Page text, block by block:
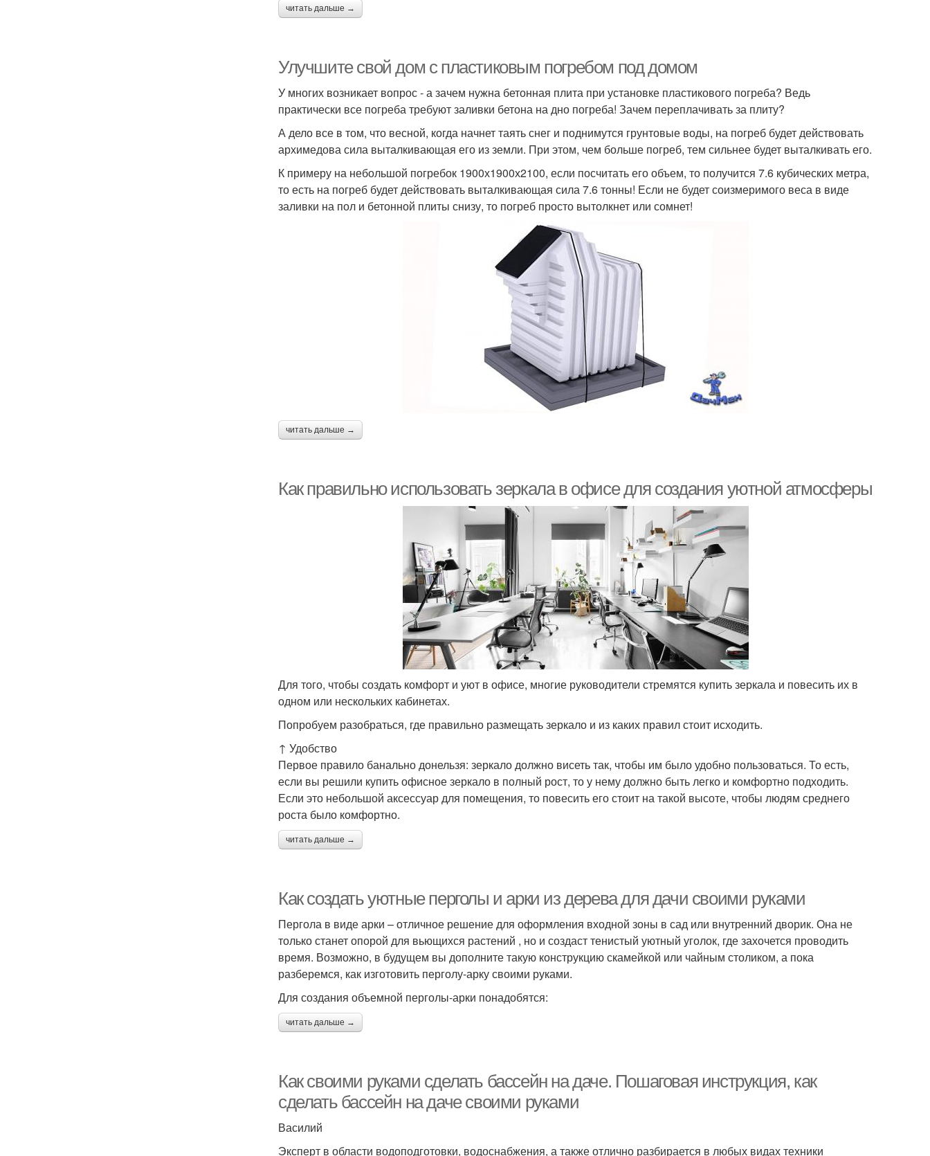
читать дальше →
Улучшите свой дом с пластиковым погребом под домом
У многих возникает вопрос - а зачем нужна бетонная плита при установке пластикового погреба? Ведь
практически все погреба требуют заливки бетона на дно погреба! Зачем переплачивать за плиту?
А дело все в том, что весной, когда начнет таять снег и поднимутся грунтовые воды, на погреб будет действовать
архимедова сила выталкивающая его из земли. При этом, чем больше погреб, тем сильнее будет выталкивать его.
К примеру на небольшой погребок 1900х1900х2100, если посчитать его объем, то получится 7.6 кубических метра,
то есть на погреб будет действовать выталкивающая сила 7.6 тонны! Если не будет соизмеримого веса в виде
заливки на пол и бетонной плиты снизу, то погреб просто вытолкнет или сомнет!
читать дальше →
Как правильно использовать зеркала в офисе для создания уютной атмосферы
Для того, чтобы создать комфорт и уют в офисе, многие руководители стремятся купить зеркала и повесить их в
одном или нескольких кабинетах.
Попробуем разобраться, где правильно размещать зеркало и из каких правил стоит исходить.
↑ Удобство
Первое правило банально донельзя: зеркало должно висеть так, чтобы им было удобно пользоваться. То есть,
если вы решили купить офисное зеркало в полный рост, то у нему должно быть легко и комфортно подходить.
Если это небольшой аксессуар для помещения, то повесить его стоит на такой высоте, чтобы людям среднего
роста было комфортно.
читать дальше →
Как создать уютные перголы и арки из дерева для дачи своими руками
Пергола в виде арки – отличное решение для оформления входной зоны в сад или внутренний дворик. Она не
только станет опорой для вьющихся растений , но и создаст тенистый уютный уголок, где захочется проводить
время. Возможно, в будущем вы дополните такую конструкцию скамейкой или чайным столиком, а пока
разберемся, как изготовить перголу-арку своими руками.
Для создания объемной перголы-арки понадобятся:
читать дальше →
Как своими руками сделать бассейн на даче. Пошаговая инструкция, как
сделать бассейн на даче своими руками
Василий
Эксперт в области водоподготовки, водоснабжения, а также отлично разбирается в любых видах техники